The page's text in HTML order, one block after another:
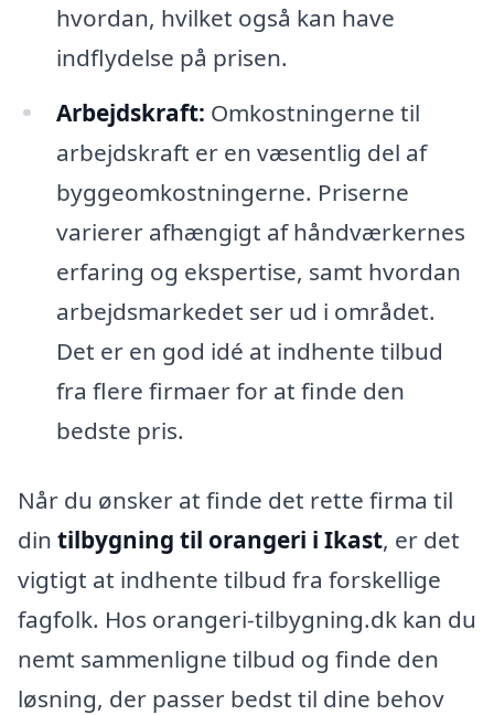
hvordan, hvilket også kan have
indflydelse på prisen.
Arbejdskraft: Omkostningerne til
arbejdskraft er en væsentlig del af
byggeomkostningerne. Priserne
varierer afhængigt af håndværkernes
erfaring og ekspertise, samt hvordan
arbejdsmarkedet ser ud i området.
Det er en god idé at indhente tilbud
fra flere firmaer for at finde den
bedste pris.
Når du ønsker at finde det rette firma til
din tilbygning til orangeri i Ikast, er det
vigtigt at indhente tilbud fra forskellige
fagfolk. Hos orangeri-tilbygning.dk kan du
nemt sammenligne tilbud og finde den
løsning, der passer bedst til dine behov